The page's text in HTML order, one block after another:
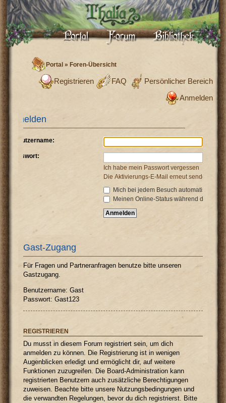
Portal »Foren-Übersicht
Persönlicher Bereich
FAQ
Registrieren
Anmelden
Anmelden
Benutzername:
Passwort:
Ich habe mein Passwort vergessen
Die Aktivierungs-E-Mail erneut senden
Mich bei jedem Besuch automatisch
Meinen Online-Status während dieser
Gast-Zugang
Für Fragen und Partneranfragen benutze bitte unseren
Gastzugang.
Benutzername: Gast
Passwort: Gast123
REGISTRIEREN
Du musst in diesem Forum registriert sein, um dich
anmelden zu können. Die Registrierung ist in wenigen
Augenblicken erledigt und ermöglicht dir, auf weitere
Funktionen zuzugreifen. Die Board-Administration kann
registrierten Benutzern auch zusätzliche Berechtigungen
zuweisen. Beachte bitte unsere Nutzungsbedingungen und
die verwandten Regelungen, bevor du dich registrierst. Bitte